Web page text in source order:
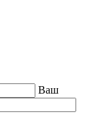
Ваш